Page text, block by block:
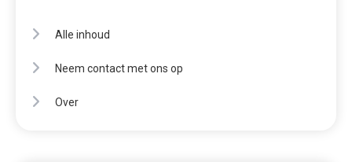
Alle inhoud
Neem contact met ons op
Over